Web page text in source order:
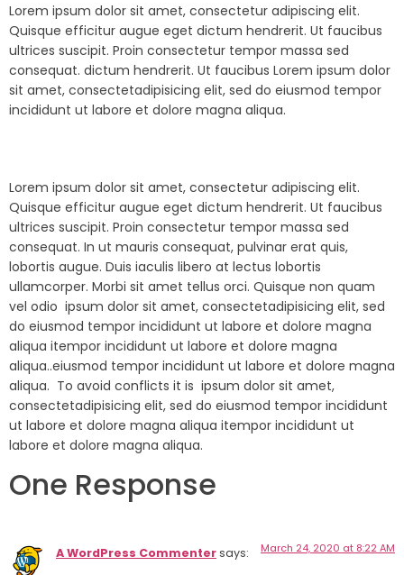
Lorem ipsum dolor sit amet, consectetur adipiscing elit.
Quisque efficitur augue eget dictum hendrerit. Ut faucibus
ultrices suscipit. Proin consectetur tempor massa sed
consequat. dictum hendrerit. Ut faucibus Lorem ipsum dolor
sit amet, consectetadipisicing elit, sed do eiusmod tempor
incididunt ut labore et dolore magna aliqua.
Lorem ipsum dolor sit amet, consectetur adipiscing elit.
Quisque efficitur augue eget dictum hendrerit. Ut faucibus
ultrices suscipit. Proin consectetur tempor massa sed
consequat. In ut mauris consequat, pulvinar erat quis,
lobortis augue. Duis iaculis libero at lectus lobortis
ullamcorper. Morbi sit amet tellus orci. Quisque non quam
vel odio ipsum dolor sit amet, consectetadipisicing elit, sed
do eiusmod tempor incididunt ut labore et dolore magna
aliqua itempor incididunt ut labore et dolore magna
aliqua..eiusmod tempor incididunt ut labore et dolore magna
aliqua. To avoid conflicts it is ipsum dolor sit amet,
consectetadipisicing elit, sed do eiusmod tempor incididunt
ut labore et dolore magna aliqua itempor incididunt ut
labore et dolore magna aliqua.
One Response
A WordPress Commentersays: March 24, 2020 at 8:22 AM